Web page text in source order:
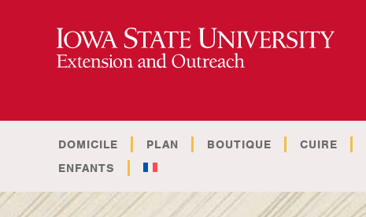
DOMICILE PLAN BOUTIQUE CUIRE
ENFANTS